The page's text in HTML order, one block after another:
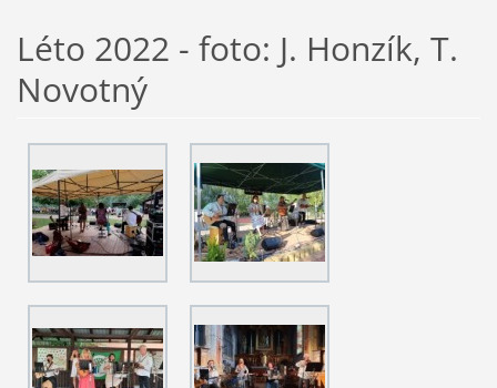
Léto 2022 - foto: J. Honzík, T.
Novotný